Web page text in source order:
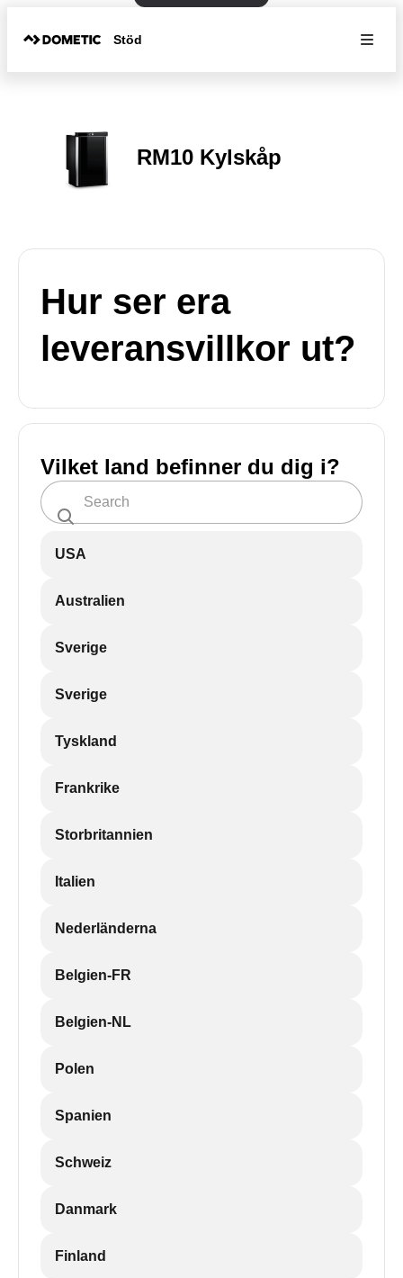
Stöd
RM10 Kylskåp
Hur ser era
leveransvillkor ut?
Vilket land befinner du dig i?
USA
Australien
Sverige
Sverige
Tyskland
Frankrike
Storbritannien
Italien
Nederländerna
Belgien-FR
Belgien-NL
Polen
Spanien
Schweiz
Danmark
Finland